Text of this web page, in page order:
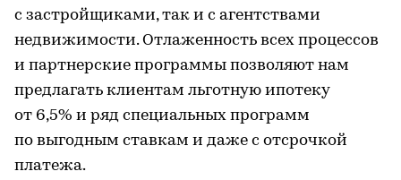
с застройщиками, так и с агентствами
недвижимости. Отлаженность всех процессов
и партнерские программы позволяют нам
предлагать клиентам льготную ипотеку
от 6,5% и ряд специальных программ
по выгодным ставкам и даже с отсрочкой
платежа.